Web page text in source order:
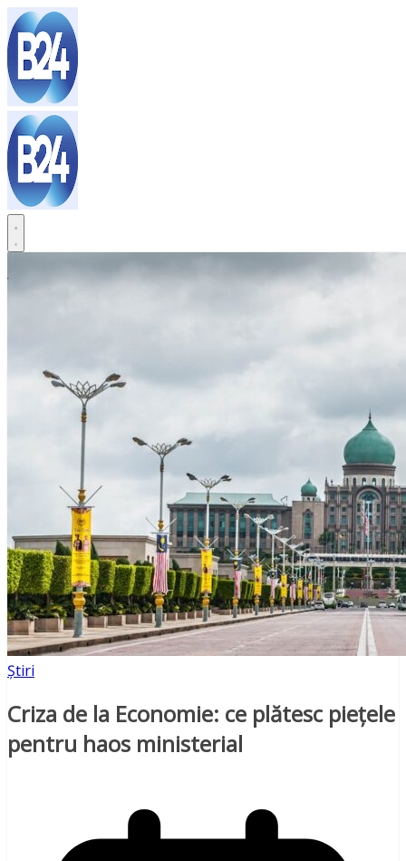
Sari
la
conținut
Știri
Criza de la Economie: ce plătesc piețele
pentru haos ministerial